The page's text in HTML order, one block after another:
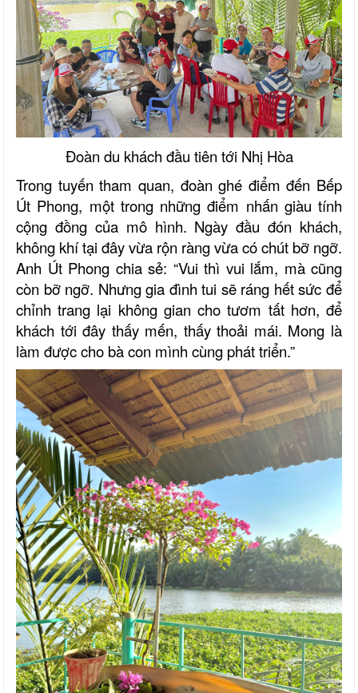
Đoàn du khách đầu tiên tới Nhị Hòa
Trong tuyến tham quan, đoàn ghé điểm đến Bếp
Út Phong, một trong những điểm nhấn giàu tính
cộng đồng của mô hình. Ngày đầu đón khách,
không khí tại đây vừa rộn ràng vừa có chút bỡ ngỡ.
Anh Út Phong chia sẻ: “Vui thì vui lắm, mà cũng
còn bỡ ngỡ. Nhưng gia đình tui sẽ ráng hết sức để
chỉnh trang lại không gian cho tươm tất hơn, để
khách tới đây thấy mến, thấy thoải mái. Mong là
làm được cho bà con mình cùng phát triển.”